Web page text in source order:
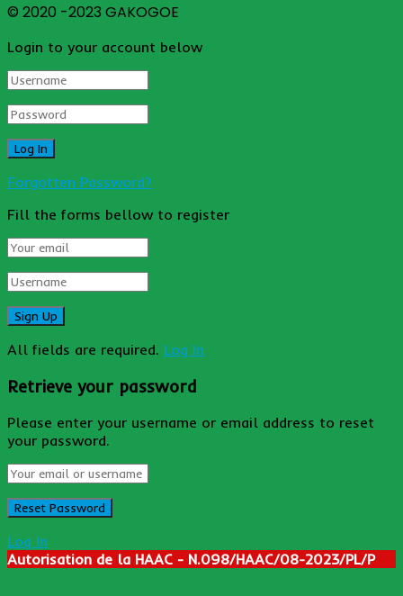
© 2020 -2023 GAKOGOE
Login to your account below
Forgotten Password?
Fill the forms bellow to register
All fields are required. Log In
Retrieve your password
Please enter your username or email address to reset
your password.
Log In
Autorisation de la HAAC - N.098/HAAC/08-2023/PL/P